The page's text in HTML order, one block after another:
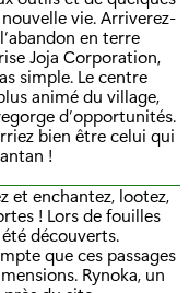
vie. Arriverez-
en terre
Joja Corporation,
simple. Le centre
animé du village,
d’opportunités.
bien être celui qui
!
et enchantez, lootez,
! Lors de fouilles
découverts.
que ces passages
Rynoka, un